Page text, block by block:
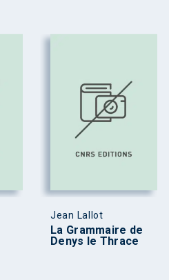
Jean Lallot
La Grammaire de
Denys le Thrace